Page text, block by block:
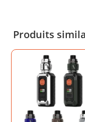
Produits